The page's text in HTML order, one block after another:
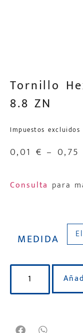
Tornillo
8.8 ZN
Impuestos excluidos
0,01 € – 0,75
Consulta para
MEDIDA